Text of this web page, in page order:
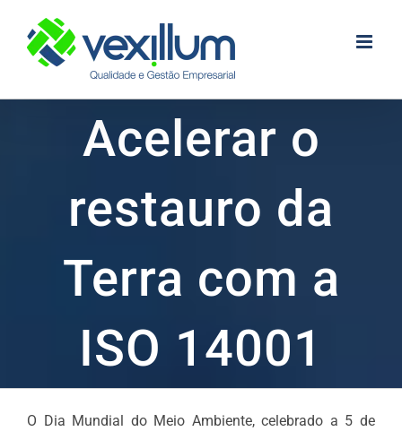
content
Acelerar o
restauro da
Terra com a
ISO 14001
O Dia Mundial do Meio Ambiente, celebrado a 5 de